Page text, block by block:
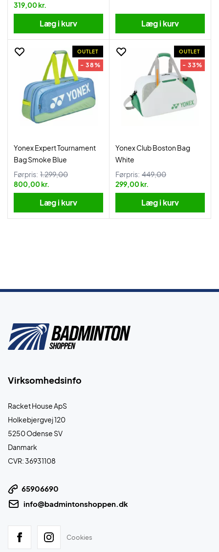
319,00 kr.
Læg i kurv Læg i kurv
OUTLET
- 38%
Yonex Expert Tournament
Bag Smoke Blue
Førpris: 1.299,00
800,00 kr.
Læg i kurv
OUTLET
- 33%
Yonex Club Boston Bag
White
Førpris: 449,00
299,00 kr.
Læg i kurv
Virksomhedsinfo
Racket House ApS
Holkebjergvej 120
5250 Odense SV
Danmark
CVR: 36931108
65906690
info@badmintonshoppen.dk
Cookies